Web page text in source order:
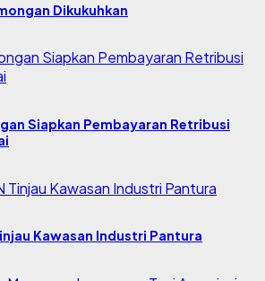
Dikukuhkan
Siapkan Pembayaran Retribusi
Kawasan Industri Pantura